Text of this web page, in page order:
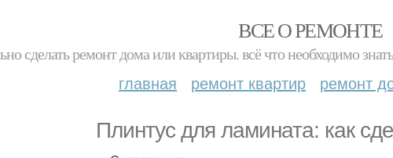
ВСЕ О РЕМОНТЕ
сделать ремонт дома или квартиры. всё что необходимо
главная ремонт квартир ремонт
Плинтус для ламината: как